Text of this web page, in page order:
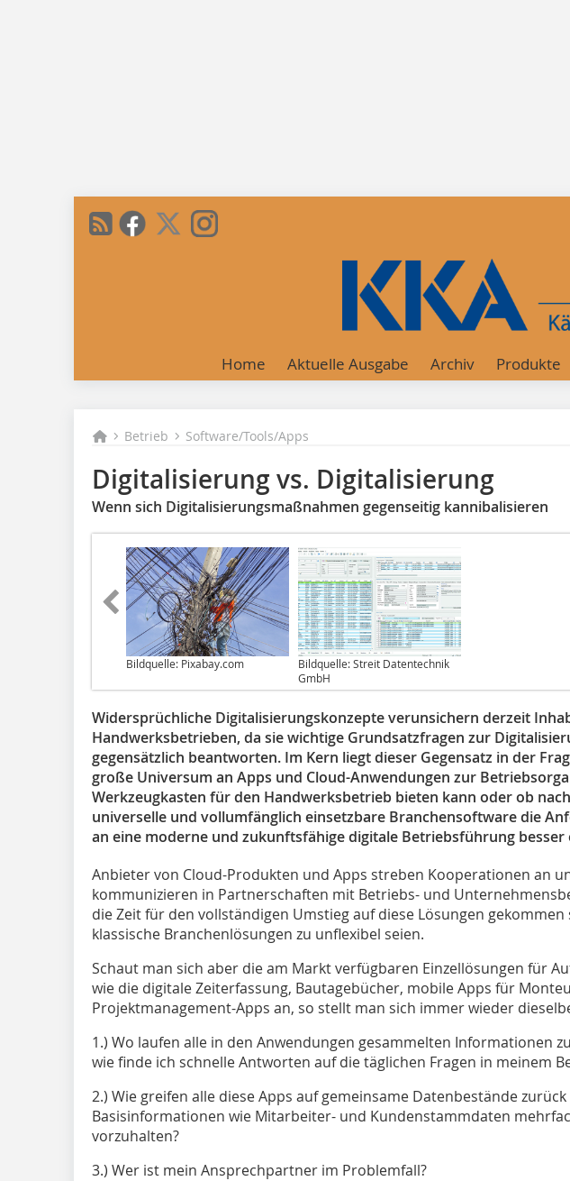
Home Aktuelle Ausgabe Archiv Produkte
Betrieb Software/Tools/Apps
Digitalisierung vs. Digitalisierung
Wenn sich Digitalisierungsmaßnahmen gegenseitig kannibalisieren
Bildquelle: Pixabay.com
Bildquelle: Streit Datentechnik
GmbH
Widersprüchliche Digitalisierungskonzepte verunsichern derzeit
Handwerksbetrieben, da sie wichtige Grundsatzfragen zur
gegensätzlich beantworten. Im Kern liegt dieser Gegensatz in der
große Universum an Apps und Cloud-Anwendungen zur
Werkzeugkasten für den Handwerksbetrieb bieten kann oder ob
universelle und vollumfänglich einsetzbare Branchensoftware die
an eine moderne und zukunftsfähige digitale Betriebsführung
Anbieter von Cloud-Produkten und Apps streben Kooperationen an
kommunizieren in Partnerschaften mit Betriebs- und
die Zeit für den vollständigen Umstieg auf diese Lösungen gekommen
klassische Branchenlösungen zu unflexibel seien.
Schaut man sich aber die am Markt verfügbaren Einzellösungen für
wie die digitale Zeiterfassung, Bautagebücher, mobile Apps für
Projektmanagement-Apps an, so stellt man sich immer wieder
1.) Wo laufen alle in den Anwendungen gesammelten Informationen
wie finde ich schnelle Antworten auf die täglichen Fragen in meinem
2.) Wie greifen alle diese Apps auf gemeinsame Datenbestände
Basisinformationen wie Mitarbeiter- und Kundenstammdaten
vorzuhalten?
3.) Wer ist mein Ansprechpartner im Pro­blemfall?